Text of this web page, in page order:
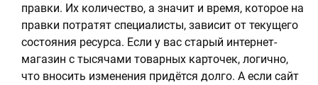
правки. Их количество, а значит и время, которое на
правки потратят специалисты, зависит от текущего
состояния ресурса. Если у вас старый интернет-
магазин с тысячами товарных карточек, логично,
что вносить изменения придётся долго. А если сайт